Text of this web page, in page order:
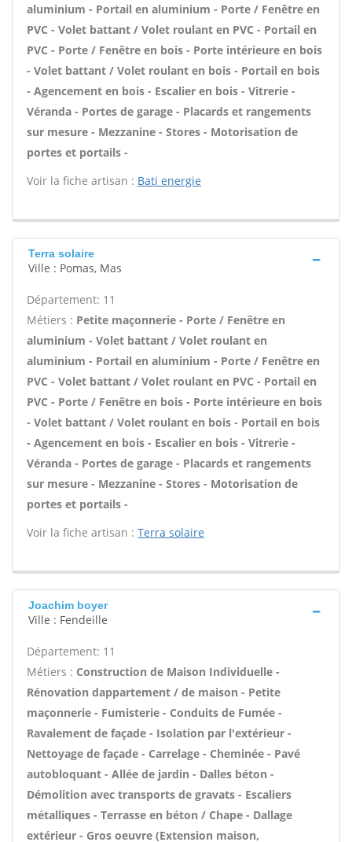
aluminium - Portail en aluminium - Porte / Fenêtre en
PVC - Volet battant / Volet roulant en PVC - Portail en
PVC - Porte / Fenêtre en bois - Porte intérieure en bois
- Volet battant / Volet roulant en bois - Portail en bois
- Agencement en bois - Escalier en bois - Vitrerie -
Véranda - Portes de garage - Placards et rangements
sur mesure - Mezzanine - Stores - Motorisation de
portes et portails -
Voir la fiche artisan : Bati energie
Terra solaire
Ville : Pomas, Mas
Département: 11
Métiers : Petite maçonnerie - Porte / Fenêtre en
aluminium - Volet battant / Volet roulant en
aluminium - Portail en aluminium - Porte / Fenêtre en
PVC - Volet battant / Volet roulant en PVC - Portail en
PVC - Porte / Fenêtre en bois - Porte intérieure en bois
- Volet battant / Volet roulant en bois - Portail en bois
- Agencement en bois - Escalier en bois - Vitrerie -
Véranda - Portes de garage - Placards et rangements
sur mesure - Mezzanine - Stores - Motorisation de
portes et portails -
Voir la fiche artisan : Terra solaire
Joachim boyer
Ville : Fendeille
Département: 11
Métiers : Construction de Maison Individuelle -
Rénovation dappartement / de maison - Petite
maçonnerie - Fumisterie - Conduits de Fumée -
Ravalement de façade - Isolation par l'extérieur -
Nettoyage de façade - Carrelage - Cheminée - Pavé
autobloquant - Allée de jardin - Dalles béton -
Démolition avec transports de gravats - Escaliers
métalliques - Terrasse en béton / Chape - Dallage
extérieur - Gros oeuvre (Extension maison,